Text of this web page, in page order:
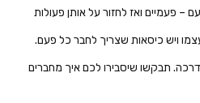
– פעמיים ואז לחזור על אותן פעולות
ויש כיסאות שצריך לחבר כל פעם.
תבקשו שיסבירו לכם איך מחברים